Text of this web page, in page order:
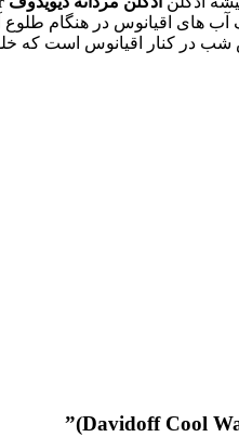
های اقیانوس در هنگام
در کنار اقیانوس است که